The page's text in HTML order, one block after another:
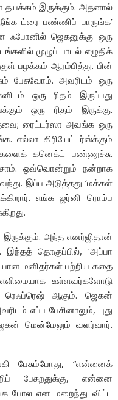
தயக்கம் இருக்கும். அதனால்
ட்ரை பண்ணிப் பாருங்க’
ஃபோனில் ஜெகனுக்கு ஒரு
முழுப் பாடல் எழுதிக்
பழக்கம் ஆரம்பித்து. பின்
பேசுவோம். அவரிடம் ஒரு
ஒரு ரிதம் இருப்பது
ஒரு ரிதம் இருக்கு.
ரைட்டர்ஸா அவங்க ஒரு
எல்லா கிரியேட்டர்ஸ்க்கும்
கனெக்ட் பண்ணுச்சு.
ஒவ்வொன்றும் நன்றாக
இப்ப அடுத்தது ‘மக்கள்
எங்க ஜர்னி ரொம்ப
இருக்கும். அந்த எனர்ஜிதான்
இந்தத் தொகுப்பில், ‘அப்பா
மனிதர்கள் பற்றிய கதை
உள்ளவர்களோடு
ஆகும். ஜெகன்
எப்ப பேசினாலும், புது
மென்மேலும் வளர்வார்.
பேசும்போது, “என்னைக்
பேசுறதுக்கு, என்னை
போல என மறைந்து விட்ட